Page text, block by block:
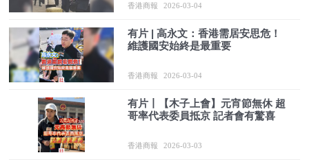
香港商報 2026-03-04
有片 | 高永文：香港需居安思危！
維護國安始終是最重要
香港商報 2026-03-04
有片丨【木子上會】元宵節無休 超
哥率代表委員抵京 記者會有驚喜
香港商報 2026-03-03